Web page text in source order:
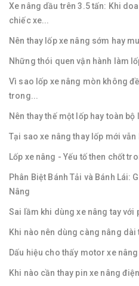
Xe nâng dầu trên 3.5 tấn: Khi
chiếc xe...
Nên thay lốp xe nâng sớm hay
Những thói quen vận hành làm
Vì sao lốp xe nâng mòn không
trong...
Nên thay thế một lốp hay toàn bộ
Tại sao xe nâng thay lốp mới
Lốp xe nâng - Yếu tố then chốt
Phân Biệt Bánh Tải và Bánh Lái:
Nâng
Sai lầm khi dùng xe nâng tay
Khi nào nên dùng càng nâng
Dấu hiệu cho thấy motor xe
Khi nào cần thay pin xe nâng